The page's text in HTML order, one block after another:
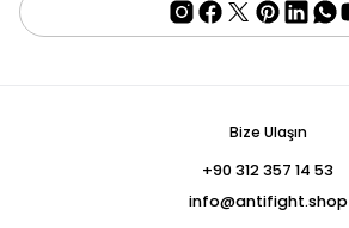
Bize Ulaşın
+90 312 357 14 53
info@antifight.shop